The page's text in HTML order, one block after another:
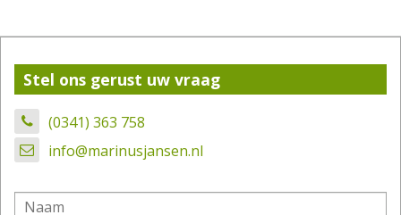
Stel ons gerust uw vraag
(0341) 363 758
info@marinusjansen.nl